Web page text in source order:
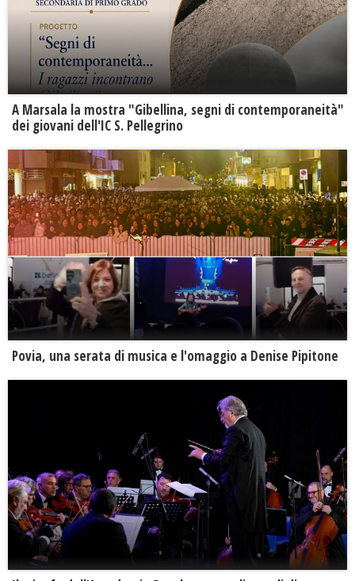
A Marsala la mostra "Gibellina, segni di contemporaneità"
dei giovani dell'IC S. Pellegrino
Povia, una serata di musica e l'omaggio a Denise Pipitone